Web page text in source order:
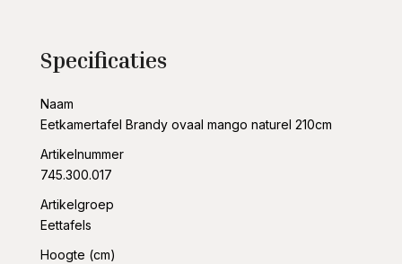
Specificaties
Naam
Eetkamertafel Brandy ovaal mango naturel 210cm
Artikelnummer
745.300.017
Artikelgroep
Eettafels
Hoogte (cm)